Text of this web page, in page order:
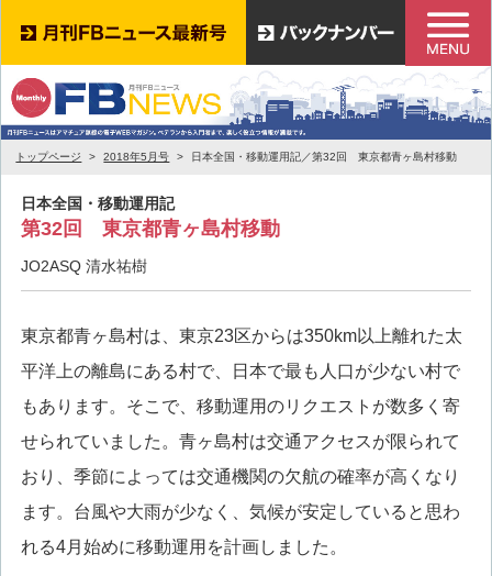
トップページ 2018年5月号 日本全国・移動運用記／第32回 東京都青ヶ島村移動
日本全国・移動運用記
第32回 東京都青ヶ島村移動
JO2ASQ 清水祐樹
東京都青ヶ島村は、東京23区からは350km以上離れた太
平洋上の離島にある村で、日本で最も人口が少ない村で
もあります。そこで、移動運用のリクエストが数多く寄
せられていました。青ヶ島村は交通アクセスが限られて
おり、季節によっては交通機関の欠航の確率が高くなり
ます。台風や大雨が少なく、気候が安定していると思わ
れる4月始めに移動運用を計画しました。